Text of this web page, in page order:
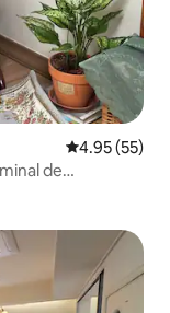
Calificación
4.95 (55)
de
#2